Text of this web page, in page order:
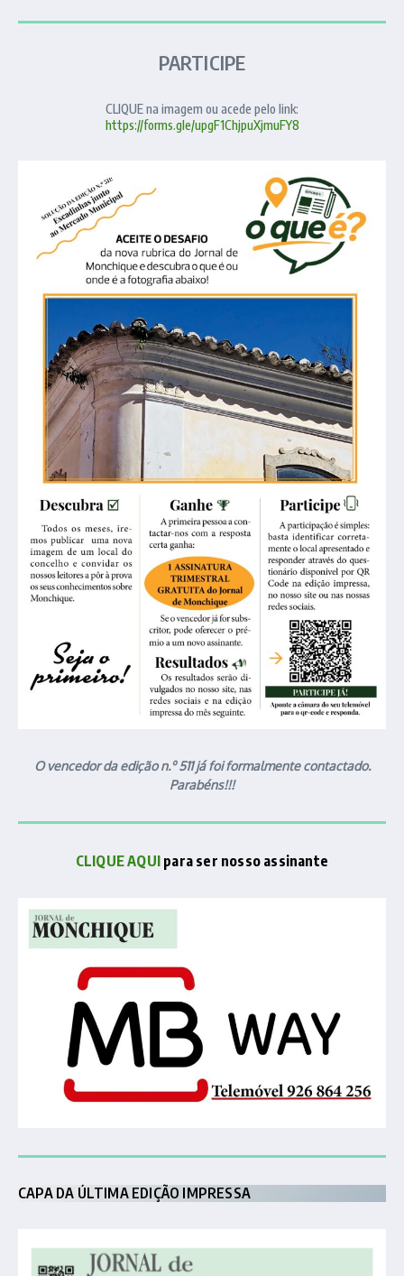
PARTICIPE
CLIQUE na imagem ou acede pelo link:
https://forms.gle/upgF1ChjpuXjmuFY8
O vencedor da edição n.º 511 já foi formalmente contactado.
Parabéns!!!
CLIQUE AQUI para ser nosso assinante
CAPA DA ÚLTIMA EDIÇÃO IMPRESSA